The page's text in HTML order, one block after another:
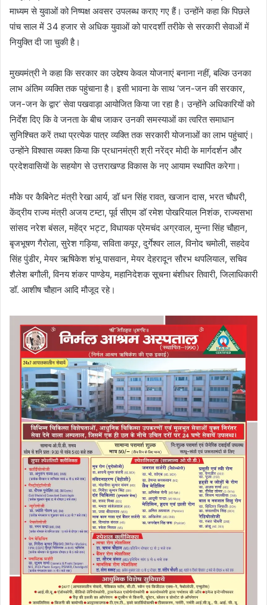
माध्यम से युवाओं को निष्पक्ष अवसर उपलब्ध कराए गए हैं। उन्होंने कहा कि पिछले
पांच साल में 34 हजार से अधिक युवाओं को पारदर्शी तरीके से सरकारी सेवाओं में
नियुक्ति दी जा चुकी है।
मुख्यमंत्री ने कहा कि सरकार का उद्देश्य केवल योजनाएं बनाना नहीं, बल्कि उनका
लाभ अंतिम व्यक्ति तक पहुंचाना है। इसी भावना के साथ ‘जन-जन की सरकार,
जन-जन के द्वार’ सेवा पखवाड़ा आयोजित किया जा रहा है। उन्होंने अधिकारियों को
निर्देश दिए कि वे जनता के बीच जाकर उनकी समस्याओं का त्वरित समाधान
सुनिश्चित करें तथा प्रत्येक पात्र व्यक्ति तक सरकारी योजनाओं का लाभ पहुंचाएं।
उन्होंने विश्वास व्यक्त किया कि प्रधानमंत्री श्री नरेंद्र मोदी के मार्गदर्शन और
प्रदेशवासियों के सहयोग से उत्तराखण्ड विकास के नए आयाम स्थापित करेगा।
मौके पर कैबिनेट मंत्री रेखा आर्य, डॉ धन सिंह रावत, खजान दास, भरत चौधरी,
केंद्रीय राज्य मंत्री अजय टम्टा, पूर्व सीएम डॉ रमेश पोखरियाल निशंक, राज्यसभा
सांसद नरेश बंसल, महेंद्र भट्ट, विधायक प्रेमचंद अग्रवाल, मुन्ना सिंह चौहान,
बृजभूषण गैरोला, सुरेश गड़िया, सविता कपूर, दुर्गेश्वर लाल, विनोद चमोली, सहदेव
सिंह पुंडीर, मेयर ऋषिकेश शंभू पासवान, मेयर देहरादून सौरभ थपलियाल, सचिव
शैलेश बगौली, विनय शंकर पाण्डेय, महानिदेशक सूचना बंशीधर तिवारी, जिलाधिकारी
डॉ. आशीष चौहान आदि मौजूद रहे।